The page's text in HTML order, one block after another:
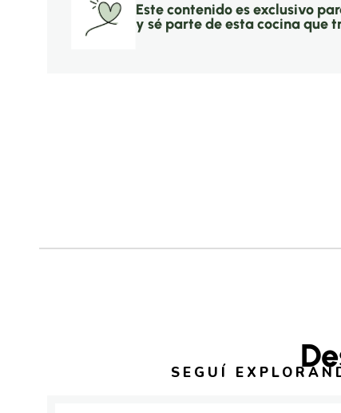
Este contenido es exclusivo
y sé parte de esta cocina que
SEGUÍ